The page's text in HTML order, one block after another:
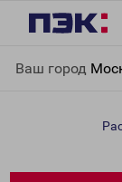
Ваш город
Челябинск